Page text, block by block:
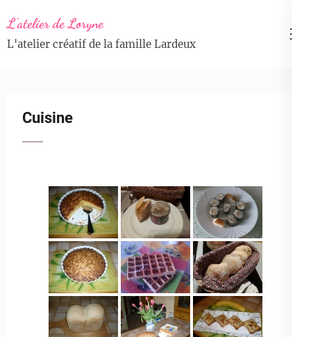
au
contenu
L'atelier de Loryne
L'atelier créatif de la famille Lardeux
Cuisine